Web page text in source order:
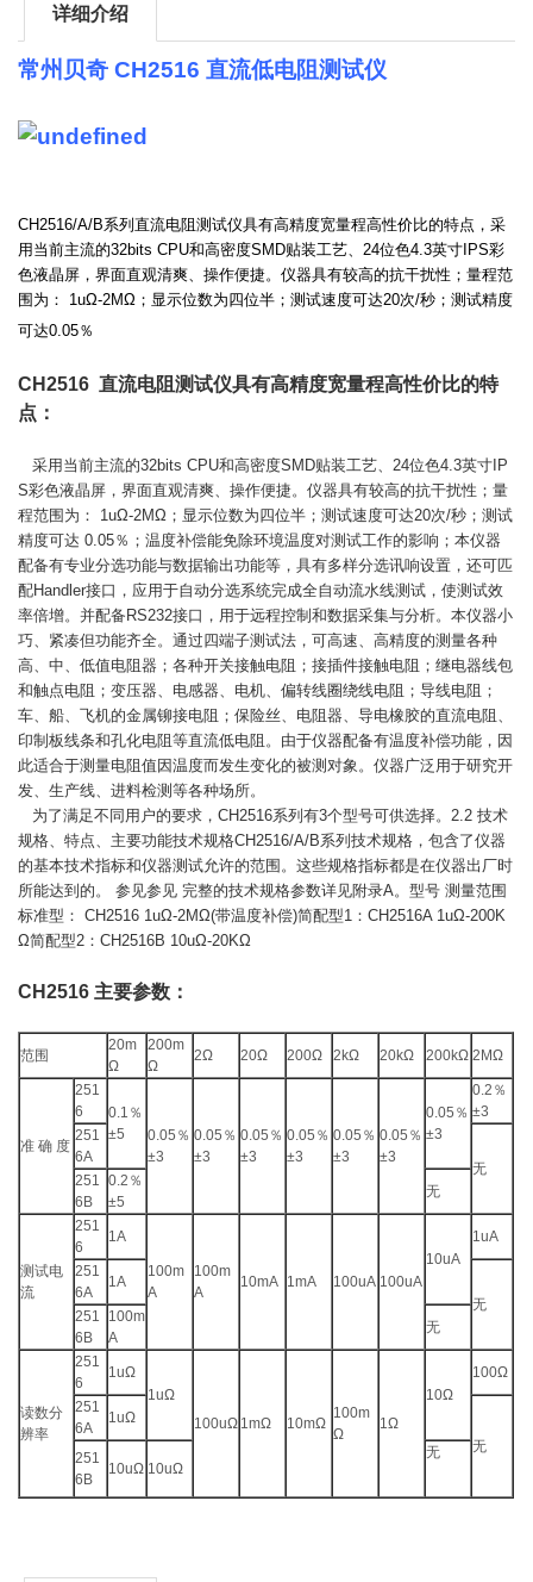
详细介绍
常州贝奇 CH2516 直流低电阻测试仪
CH2516/A/B系列直流电阻测试仪具有高精度宽量程高性价比的特点，采
用当前主流的32bits CPU和高密度SMD贴装工艺、24位色4.3英寸IPS彩
色液晶屏，界面直观清爽、操作便捷。仪器具有较高的抗干扰性；量程范
围为： 1uΩ-2MΩ；显示位数为四位半；测试速度可达20次/秒；测试精度
可达0.05％
CH2516 直流电阻测试仪具有高精度宽量程高性价比的特
点：
采用当前主流的32bits CPU和高密度SMD贴装工艺、24位色4.3英寸IP
S彩色液晶屏，界面直观清爽、操作便捷。仪器具有较高的抗干扰性；量
程范围为： 1uΩ-2MΩ；显示位数为四位半；测试速度可达20次/秒；测试
精度可达 0.05％；温度补偿能免除环境温度对测试工作的影响；本仪器
配备有专业分选功能与数据输出功能等，具有多样分选讯响设置，还可匹
配Handler接口，应用于自动分选系统完成全自动流水线测试，使测试效
率倍增。并配备RS232接口，用于远程控制和数据采集与分析。本仪器小
巧、紧凑但功能齐全。通过四端子测试法，可高速、高精度的测量各种
高、中、低值电阻器；各种开关接触电阻；接插件接触电阻；继电器线包
和触点电阻；变压器、电感器、电机、偏转线圈绕线电阻；导线电阻；
车、船、飞机的金属铆接电阻；保险丝、电阻器、导电橡胶的直流电阻、
印制板线条和孔化电阻等直流低电阻。由于仪器配备有温度补偿功能，因
此适合于测量电阻值因温度而发生变化的被测对象。仪器广泛用于研究开
发、生产线、进料检测等各种场所。
为了满足不同用户的要求，CH2516系列有3个型号可供选择。2.2 技术
规格、特点、主要功能技术规格CH2516/A/B系列技术规格，包含了仪器
的基本技术指标和仪器测试允许的范围。这些规格指标都是在仪器出厂时
所能达到的。 参见参见 完整的技术规格参数详见附录A。型号 测量范围
标准型： CH2516 1uΩ-2MΩ(带温度补偿)简配型1：CH2516A 1uΩ-200K
Ω简配型2：CH2516B 10uΩ-20KΩ
CH2516 主要参数：
范围
20m
Ω
200m
Ω
2Ω 20Ω 200Ω 2kΩ 20kΩ 200kΩ 2MΩ
准 确 度
251
6
0.1 ％
±5
0.05 ％
±3
0.05 ％
±3
0.05 ％
±3
0.05 ％
±3
0.05 ％
±3
0.05 ％
±3
0.05 ％
±3
0.2 ％
±3
251
6A
无
251
6B
0.2 ％
±5
无
测试电
流
251
6
1A
100m
A
100m
A
10mA 1mA 100uA 100uA
10uA
1uA
251
6A
1A
无
251
6B
100m
A
无
读数分
辨率
251
6
1uΩ
1uΩ
100uΩ 1mΩ 10mΩ
100m
Ω
1Ω
10Ω
100Ω
251
6A
1uΩ
无
251
6B
10uΩ 10uΩ
无